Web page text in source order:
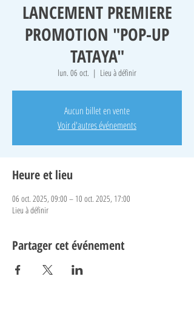
LANCEMENT PREMIERE
PROMOTION "POP-UP
TATAYA"
lun. 06 oct.
  |
Lieu à définir
Aucun billet en vente
Voir d'autres événements
Heure et lieu
06 oct. 2025, 09:00 – 10 oct. 2025, 17:00
Lieu à définir
Partager cet événement